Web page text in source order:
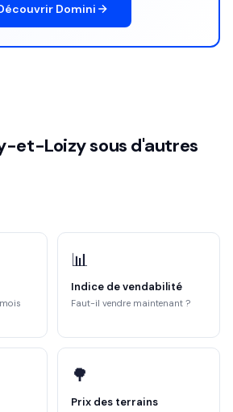
Domini
et-Loizy sous d'autres
📊
Indice de vendabilité
Faut-il vendre maintenant ?
🌳
Prix des terrains